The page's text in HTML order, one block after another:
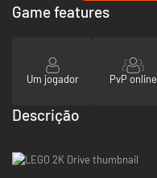
Game features
Um jogador PvP online
Descrição